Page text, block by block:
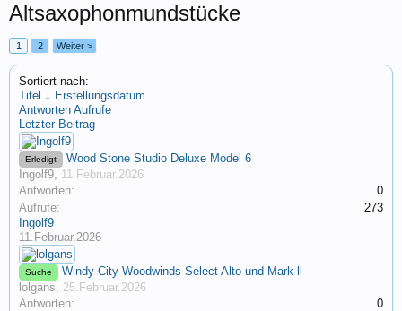
Altsaxophonmundstücke
1 2 Weiter >
Sortiert nach:
Titel ↓ Erstellungsdatum
Antworten Aufrufe
Letzter Beitrag
Erledigt
Wood Stone Studio Deluxe Model 6
Ingolf9, 11.Februar.2026
Antworten:
0
Aufrufe:
273
Ingolf9
11.Februar.2026
Suche
Windy City Woodwinds Select Alto und Mark ll
lolgans, 25.Februar.2026
Antworten:
0